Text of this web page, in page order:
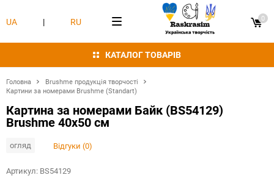
КАТАЛОГ ТОВАРІВ
UA | RU 0
Головна
Brushme продукція творчості
Картини за номерами Brushme (Standart)
Картина за номерами Байк (BS54129)
Brushme 40x50 см
огляд Відгуки (0)
Артикул: BS54129